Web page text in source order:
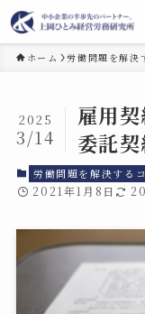
ホーム 労働問題を解決
雇用
委託
2025
3/14
労働問題を解決する
2021年1月8日